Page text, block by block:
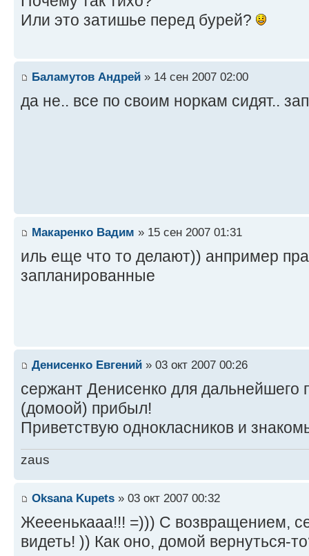
Или это затишье перед бурей?
Баламутов Андрей » 14 сен 2007 02:00
да не.. все по своим норкам сидят..
Макаренко Вадим » 15 сен 2007 01:31
иль еще что то делают)) анпример
запланированные
Денисенко Евгений » 03 окт 2007 00:26
сержант Денисенко для дальнейшего
(домоой) прибыл!
Приветствую однокласников и
zaus
Oksana Kupets » 03 окт 2007 00:32
Жееенькааа!!! =))) С возвращением,
видеть! )) Как оно, домой вернуться-